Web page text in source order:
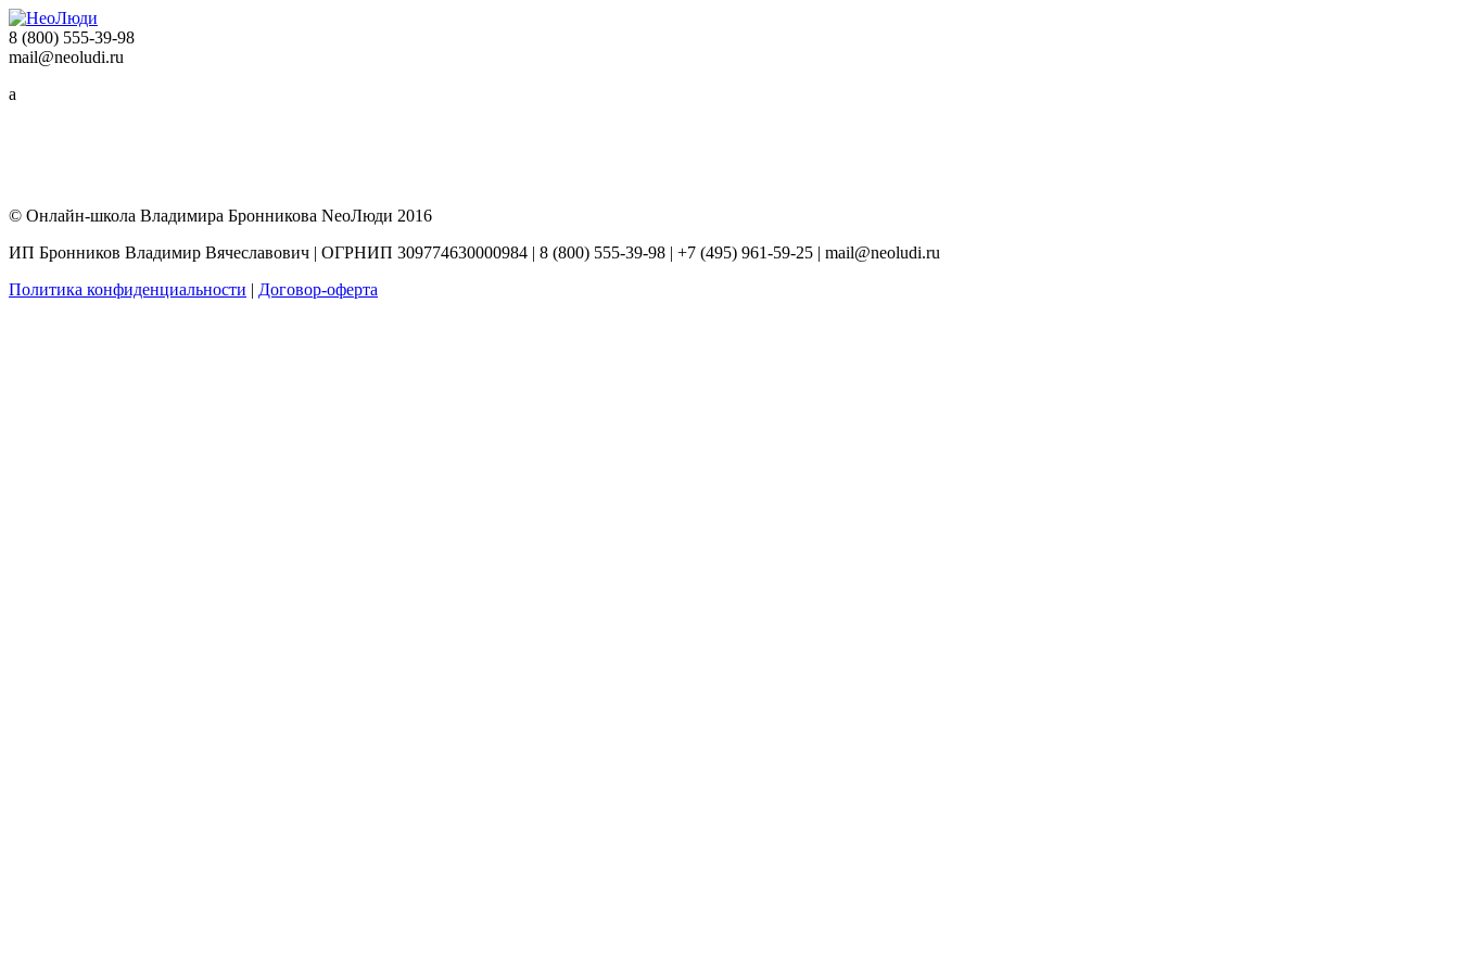
8 (800) 555-39-98
mail@neoludi.ru
a
© Онлайн-школа Владимира Бронникова NeoЛюди 2016
ИП Бронников Владимир Вячеславович | ОГРНИП 309774630000984 | 8 (800) 555-39-98 | +7 (495) 961-59-25 | mail@neoludi.ru
Политика конфиденциальности | Договор-оферта